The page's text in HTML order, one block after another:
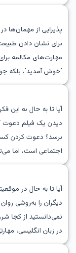
نقش‌آفرینی خداحافظی
مهارت از هر کسی
مکالمات انگلیسی
نگاهی دقیق‌تر
پذیرایی از مهمان‌ها
برای نشان دادن
مهارت‌های مکالمه
'خوش آمدید'، بلکه
مقاله، تمرکز ما بر
نقش در خانه به زبان
تمرین گفت‌وگوی
انگلیسی با بازی نقش
انگلیسی برای
آیا تا به حال به این
دیدن یک فیلم دعوت
برسد؟ دعوت کردن
اجتماعی است، اما
باشد. در این مقاله،
فیلم به زبان
مفید آشنا شوید که
این، ما سه گفتگوی
نکات فرهنگی مرتبط
برای دعوت به سینما،
آیا تا به حال در
دیگران را به‌روشی
نمی‌دانستید از کجا
در زبان انگلیسی،
حرفه‌ای شما را بهبود